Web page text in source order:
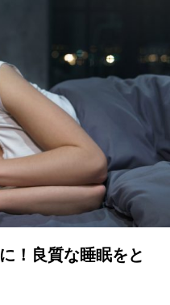
！良質な睡眠をと